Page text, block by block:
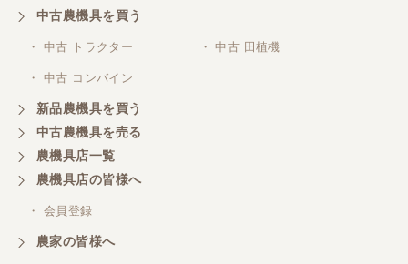
中古農機具を買う
・ 中古 トラクター ・ 中古 田植機
・ 中古 コンバイン
新品農機具を買う
中古農機具を売る
農機具店一覧
農機具店の皆様へ
・ 会員登録
農家の皆様へ